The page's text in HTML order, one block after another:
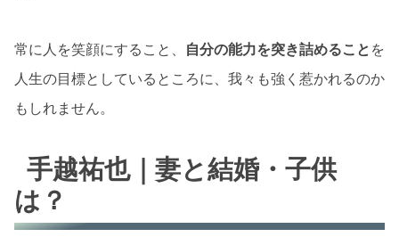
常に人を笑顔にすること、 自分の能力を突き詰めること を
人生の目標としているところに、我々も強く惹かれるのか
もしれません。
手越祐也｜妻と結婚・子供
は？